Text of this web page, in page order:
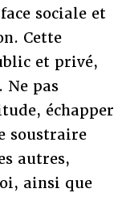
sociale et
Cette
et privé,
Ne pas
échapper
soustraire
autres,
ainsi que